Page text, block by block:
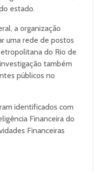
estado.
a organização
uma rede de postos
do Rio de
também
públicos no
identificados com
Financeira do
Financeiras